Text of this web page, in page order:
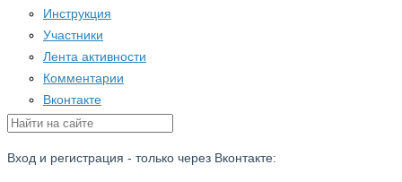
Инструкция
Участники
Лента активности
Комментарии
Вконтакте
Вход и регистрация - только через Вконтакте: